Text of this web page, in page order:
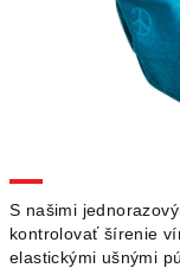
S našimi
kontrolovať šírenie
elastickými ušnými